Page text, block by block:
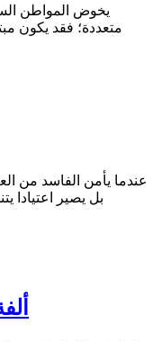
يخوض المواطن
متعددة؛ فقد يكون
عندما يأمن الفاسد من
بل يصير اعتيادا
"